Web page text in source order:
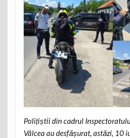
Polițiștii din cadrul
Vâlcea au desfășurat, astăzi, 10